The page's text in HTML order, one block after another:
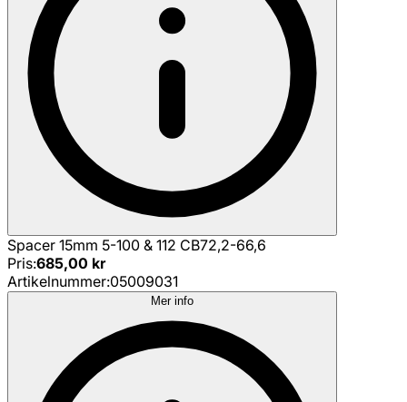
Spacer 15mm 5-100 & 112 CB72,2-66,6
Pris:685,00 kr
Artikelnummer:05009031
Mer info